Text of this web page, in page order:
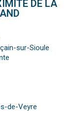
DE LA
sur-Sioule
de-Veyre